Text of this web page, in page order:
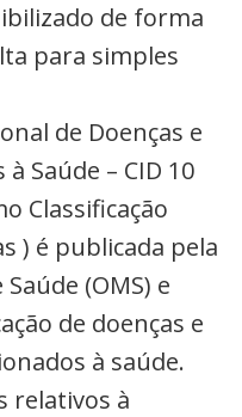
de forma
para simples
de Doenças e
Saúde – CID 10
Classificação
) é publicada pela
(OMS) e
de doenças e
à saúde.
relativos à